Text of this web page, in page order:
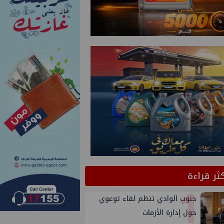
قراءة
جنوب الوادي تنظم لقاء توعوي
حول إدارة الأزمات